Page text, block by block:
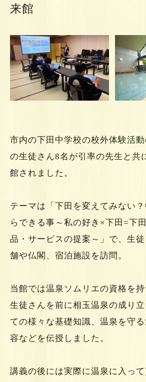
来館
市内の下田中学校の校外体験活
の生徒さん8名が引率の先生と共
館されました。
テーマは「下田を変えてみない
らできる事～私の好き×下田=下
品・サービスの提案～」で、生
舗や仏閣、宿泊施設を訪問。
当館では温泉ソムリエの資格を持
生徒さんを前に相玉温泉の成り
ての様々な基礎知識、温泉を守
容などを伝授しました。
講義の後には実際に温泉に入っ